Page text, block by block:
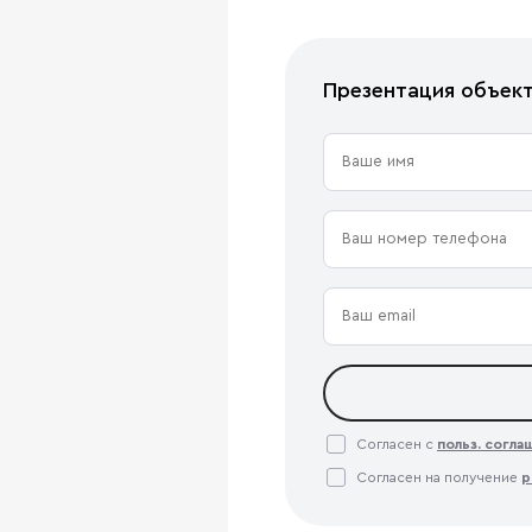
Презентация
Согласен с польз.
Согласен на получение